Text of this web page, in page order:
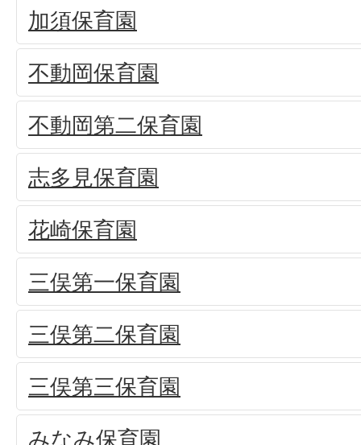
加須保育園
不動岡保育園
不動岡第二保育園
志多見保育園
花崎保育園
三俣第一保育園
三俣第二保育園
三俣第三保育園
みなみ保育園